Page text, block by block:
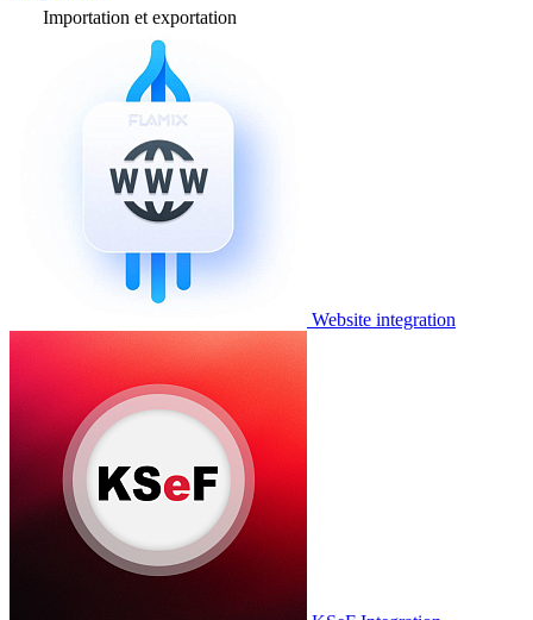
Importation et exportation
Website integration